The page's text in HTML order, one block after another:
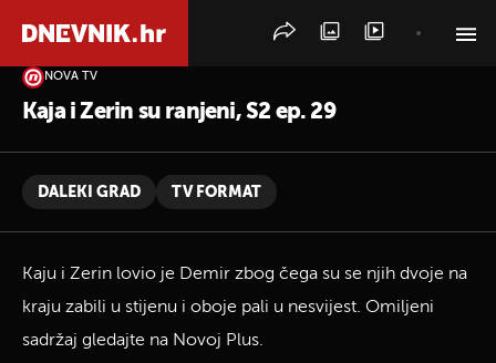
NOVA TV
Kaja i Zerin su ranjeni, S2 ep. 29
DALEKI GRAD TV FORMAT
Kaju i Zerin lovio je Demir zbog čega su se njih dvoje na
kraju zabili u stijenu i oboje pali u nesvijest. Omiljeni
sadržaj gledajte na Novoj Plus.
PRETRAŽITE VIJESTI